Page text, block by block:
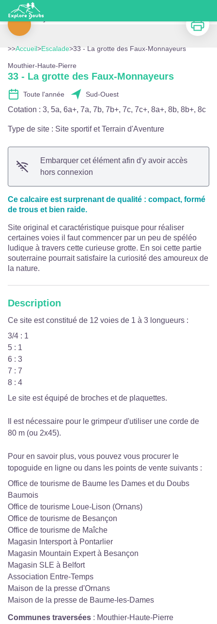
33 - La grotte des Faux-Monnayeurs
>>Accueil>Escalade>33 - La grotte des Faux-Monnayeurs
Mouthier-Haute-Pierre
33 - La grotte des Faux-Monnayeurs
Toute l'année Sud-Ouest
Cotation : 3, 5a, 6a+, 7a, 7b, 7b+, 7c, 7c+, 8a+, 8b, 8b+, 8c
Type de site : Site sportif et Terrain d'Aventure
Embarquer cet élément afin d'y avoir accès
hors connexion
Ce calcaire est surprenant de qualité : compact, formé
de trous et bien raide.
Site original et caractéristique puisque pour réaliser
certaines voies il faut commencer par un peu de spéléo
ludique à travers cette curieuse grotte. En soi cette partie
souterraine pourrait satisfaire la curiosité des amoureux de
la nature.
Description
Ce site est constitué de 12 voies de 1 à 3 longueurs :
3/4 : 1
5 : 1
6 : 3
7 : 7
8 : 4
Le site est équipé de broches et de plaquettes.
Il est nécessaire pour le grimpeur d'utiliser une corde de
80 m (ou 2x45).
Pour en savoir plus, vous pouvez vous procurer le
topoguide en ligne ou dans les points de vente suivants :
Office de tourisme de Baume les Dames et du Doubs
Baumois
Office de tourisme Loue-Lison (Ornans)
Office de tourisme de Besançon
Office de tourisme de Maîche
Magasin Intersport à Pontarlier
Magasin Mountain Expert à Besançon
Magasin SLE à Belfort
Association Entre-Temps
Maison de la presse d'Ornans
Maison de la presse de Baume-les-Dames
Communes traversées : Mouthier-Haute-Pierre